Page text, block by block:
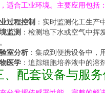
适合工业环境。主要应用包括：
过程控制 ：实时监测化工生产
监测 ：检测地下水或空气中
室分析 ：集成到便携设备中，
医学 ：追踪细胞培养液中的溶
、配套设备与服